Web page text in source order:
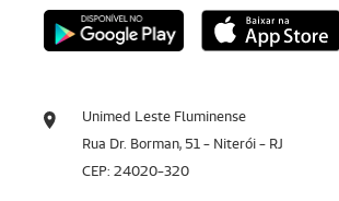
Unimed Leste Fluminense
Rua Dr. Borman, 51 - Niterói - RJ
CEP: 24020-320